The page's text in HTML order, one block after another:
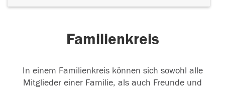
Familienkreis
In einem Familienkreis können sich sowohl alle
Mitglieder einer Familie, als auch Freunde und